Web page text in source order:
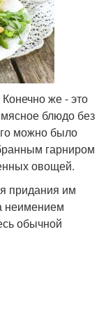
же - это
блюдо без
можно было
гарниром
овощей.
придания им
неимением
обычной